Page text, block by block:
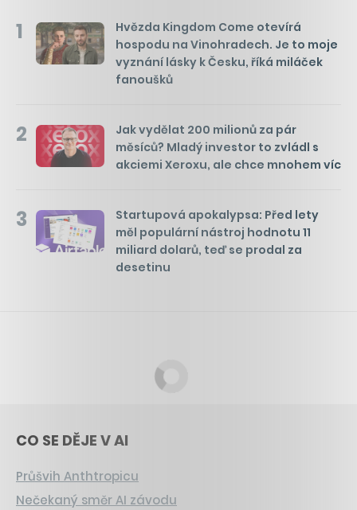
1
Hvězda Kingdom Come otevírá
hospodu na Vinohradech. Je to moje
vyznání lásky k Česku, říká miláček
fanoušků
2
Jak vydělat 200 milionů za pár
měsíců? Mladý investor to zvládl s
akciemi Xeroxu, ale chce mnohem víc
3
Startupová apokalypsa: Před lety
měl populární nástroj hodnotu 11
miliard dolarů, teď se prodal za
desetinu
CO SE DĚJE V AI
Průšvih Anthtropicu
Nečekaný směr AI závodu